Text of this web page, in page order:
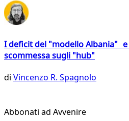
I deficit del "modello Albania"
scommessa sugli "hub"
di Vincenzo R. Spagnolo
Abbonati ad Avvenire